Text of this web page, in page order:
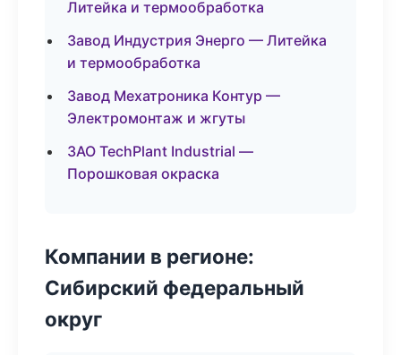
Литейка и термообработка
Завод Индустрия Энерго — Литейка
и термообработка
Завод Мехатроника Контур —
Электромонтаж и жгуты
ЗАО TechPlant Industrial —
Порошковая окраска
Компании в регионе:
Сибирский федеральный
округ